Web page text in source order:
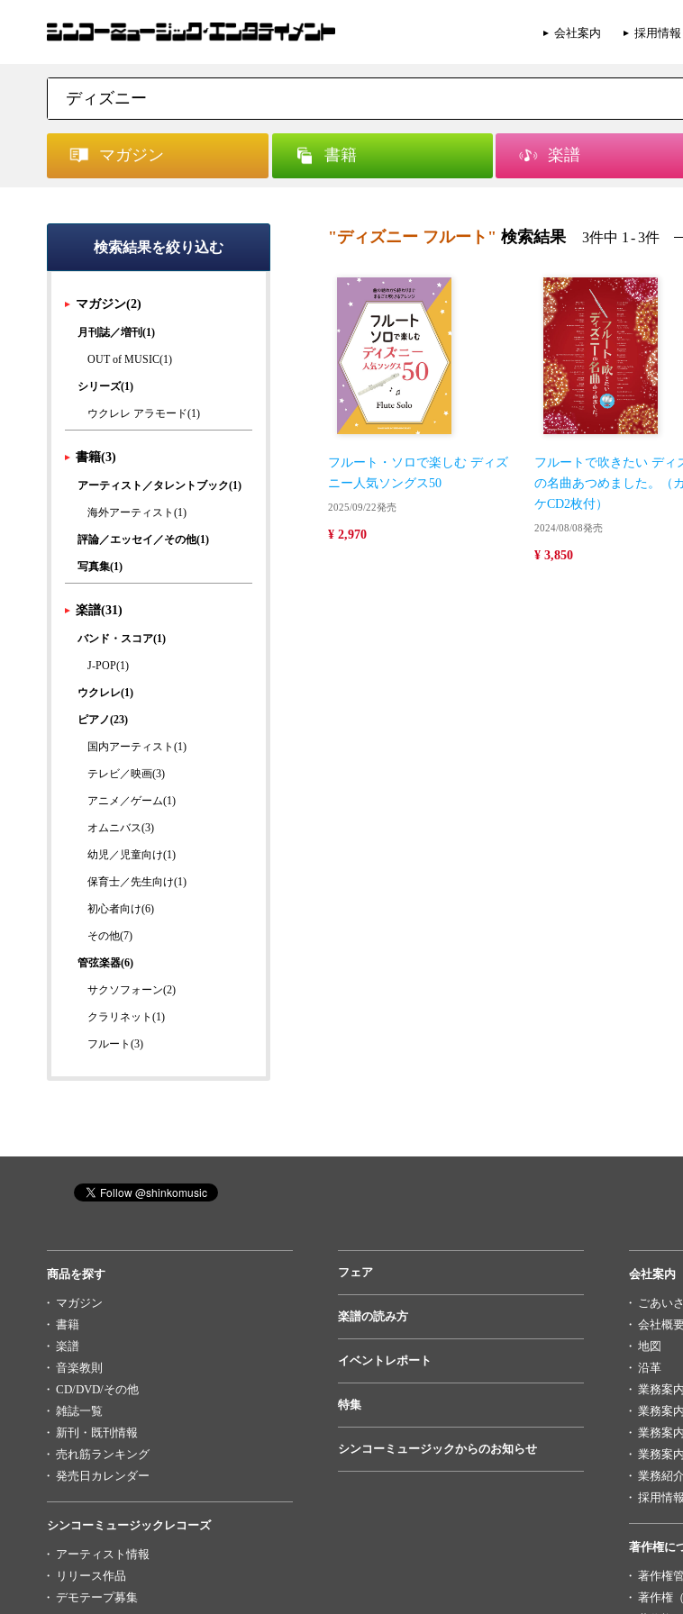
会社案内 採用情報
マガジン 書籍 楽譜
"ディズニー フルート" 検索結果 3件中 1 -3件
フルート・ソロで楽しむ ディズ
ニー人気ソングス50
2025/09/22発売
¥ 2,970
フルートで吹きたい ディ
の名曲あつめました。（
ケCD2枚付）
2024/08/08発売
¥ 3,850
検索結果を絞り込む
マガジン(2)
月刊誌／増刊(1)
OUT of MUSIC(1)
シリーズ(1)
ウクレレ アラモード(1)
書籍(3)
アーティスト／タレントブック(1)
海外アーティスト(1)
評論／エッセイ／その他(1)
写真集(1)
楽譜(31)
バンド・スコア(1)
J-POP(1)
ウクレレ(1)
ピアノ(23)
国内アーティスト(1)
テレビ／映画(3)
アニメ／ゲーム(1)
オムニバス(3)
幼児／児童向け(1)
保育士／先生向け(1)
初心者向け(6)
その他(7)
管弦楽器(6)
サクソフォーン(2)
クラリネット(1)
フルート(3)
商品を探す
マガジン
書籍
楽譜
音楽教則
CD/DVD/その他
雑誌一覧
新刊・既刊情報
売れ筋ランキング
発売日カレンダー
シンコーミュージックレコーズ
アーティスト情報
リリース作品
デモテープ募集
フェア
楽譜の読み方
イベントレポート
特集
シンコーミュージックからのお知らせ
会社案内
ごあい
会社概
地図
沿革
業務案
業務案
業務案
業務案
業務紹
採用情報
著作権に
著作権
著作権